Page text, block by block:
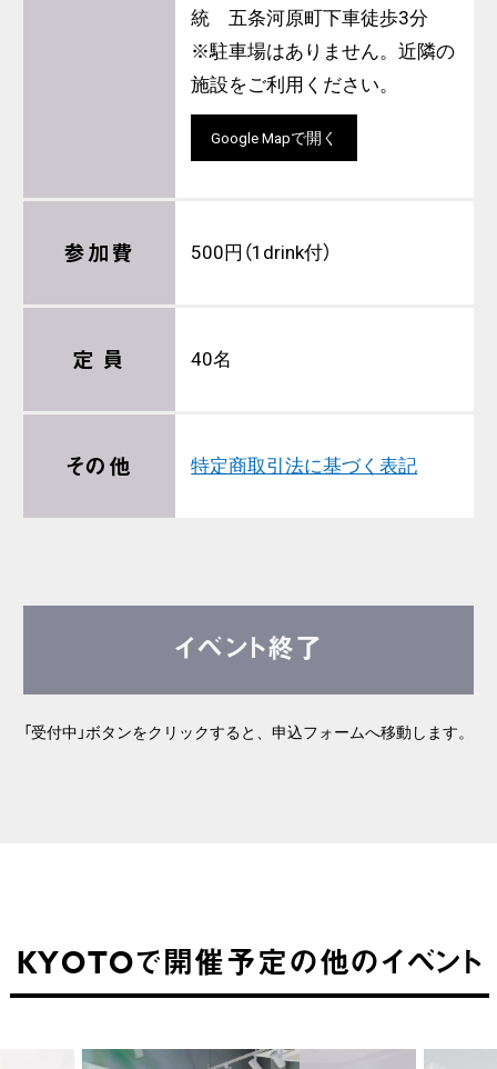
統 五条河原町下車徒歩3分
※駐車場はありません。近隣の
施設をご利用ください。
Google Mapで開く
参加費 500円（1drink付）
定 員 40名
その他 特定商取引法に基づく表記
イベント終了
「受付中」ボタンをクリックすると、申込フォームへ移動します。
KYOTOで開催予定の他のイベント